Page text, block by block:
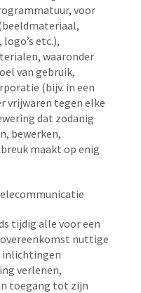
voor
etc.),
waaronder
van gebruik,
(bijv. in een
vrijwaren tegen elke
dat zodanig
bewerken,
maakt op enig
tijdig alle voor een
nuttige
inlichtingen
verlenen,
toegang tot zijn